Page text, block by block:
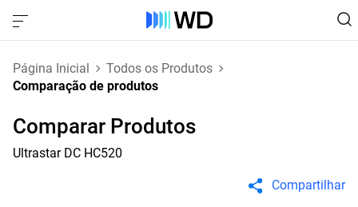
Página Inicial
Todos os Produtos
Comparação de produtos
Comparar Produtos
Ultrastar DC HC520
Compartilhar